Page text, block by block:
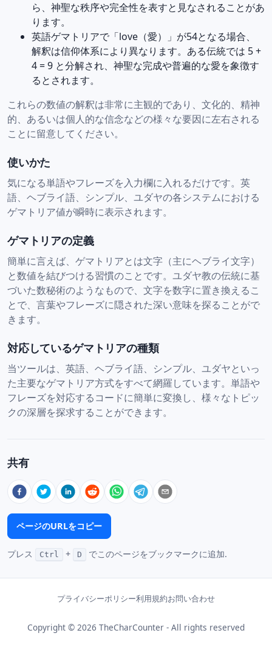
ら、神聖な秩序や完全性を表すと見なされることがあ
ります。
英語ゲマトリアで「love（愛）」が54となる場合、
解釈は信仰体系により異なります。ある伝統では 5 +
4 = 9 と分解され、神聖な完成や普遍的な愛を象徴す
るとされます。
これらの数値の解釈は非常に主観的であり、文化的、精神
的、あるいは個人的な信念などの様々な要因に左右される
ことに留意してください。
使いかた
気になる単語やフレーズを入力欄に入れるだけです。英
語、ヘブライ語、シンプル、ユダヤの各システムにおける
ゲマトリア値が瞬時に表示されます。
ゲマトリアの定義
簡単に言えば、ゲマトリアとは文字（主にヘブライ文字）
と数値を結びつける習慣のことです。ユダヤ教の伝統に基
づいた数秘術のようなもので、文字を数字に置き換えるこ
とで、言葉やフレーズに隠された深い意味を探ることがで
きます。
対応しているゲマトリアの種類
当ツールは、英語、ヘブライ語、シンプル、ユダヤといっ
た主要なゲマトリア方式をすべて網羅しています。単語や
フレーズを対応するコードに簡単に変換し、様々なトピッ
クの深層を探求することができます。
共有
ページのURLをコピー
プレス Ctrl + D でこのページをブックマークに追加.
プライバシーポリシー利用規約お問い合わせ
Copyright © 2026 TheCharCounter - All rights reserved